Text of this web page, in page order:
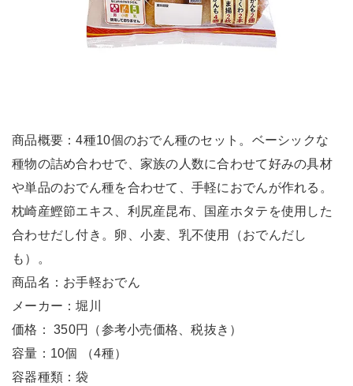
商品概要：4種10個のおでん種のセット。ベーシックな
種物の詰め合わせで、家族の人数に合わせて好みの具材
や単品のおでん種を合わせて、手軽におでんが作れる。
枕崎産鰹節エキス、利尻産昆布、国産ホタテを使用した
合わせだし付き。卵、小麦、乳不使用（おでんだし
も）。
商品名：お手軽おでん
メーカー：堀川
価格： 350円（参考小売価格、税抜き）
容量：10個 （4種）
容器種類：袋